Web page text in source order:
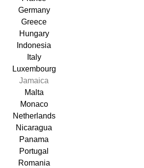
Germany
Greece
Hungary
Indonesia
Italy
Luxembourg
Jamaica
Malta
Monaco
Netherlands
Nicaragua
Panama
Portugal
Romania